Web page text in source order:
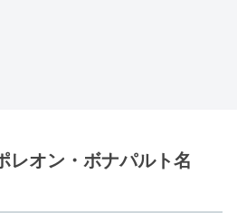
レオン・ボナパルト名